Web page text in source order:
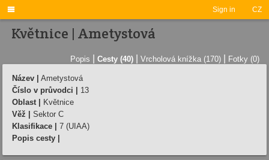
Sign in CZ

Květnice | Ametystová
Popis Cesty (40) Vrcholová knížka (170) Fotky (0)
Název |
Ametystová
Číslo v průvodci |
13
Oblast |
Květnice
Věž |
Sektor C
Klasifikace |
7 (UIAA)
Popis cesty |